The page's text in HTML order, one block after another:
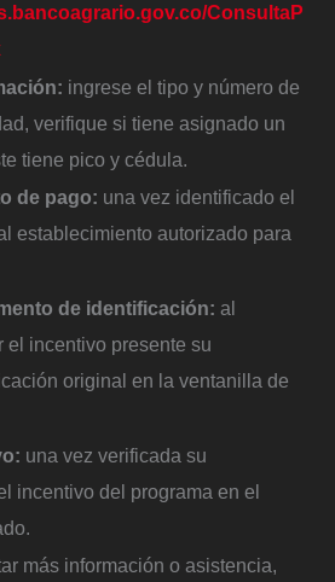
ConsultaP
ingrese el tipo y número de
verifique si tiene asignado un
tiene pico y cédula.
de pago: una vez identificado el
establecimiento autorizado para
de identificación: al
el incentivo presente su
original en la ventanilla de
una vez verificada su
incentivo del programa en el
más información o asistencia,